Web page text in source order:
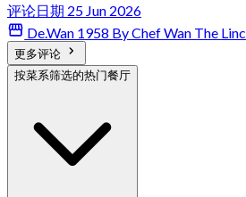
评论日期 25 Jun 2026
De.Wan 1958 By Chef Wan The Linc
更多评论
按菜系筛选的热门餐厅